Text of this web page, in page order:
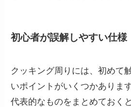
初心者が誤解しやすい仕様
クッキング周りには、初めて
いポイントがいくつかあります
代表的なものをまとめておく